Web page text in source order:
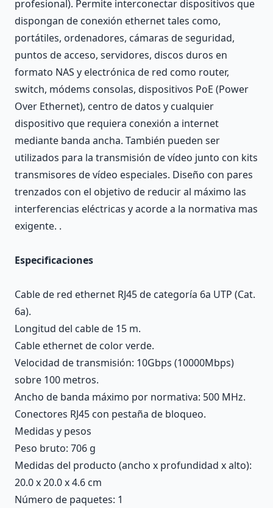
profesional). Permite interconectar dispositivos que
dispongan de conexión ethernet tales como,
portátiles, ordenadores, cámaras de seguridad,
puntos de acceso, servidores, discos duros en
formato NAS y electrónica de red como router,
switch, módems consolas, dispositivos PoE (Power
Over Ethernet), centro de datos y cualquier
dispositivo que requiera conexión a internet
mediante banda ancha. También pueden ser
utilizados para la transmisión de vídeo junto con kits
transmisores de vídeo especiales. Diseño con pares
trenzados con el objetivo de reducir al máximo las
interferencias eléctricas y acorde a la normativa mas
exigente. .
Especificaciones
Cable de red ethernet RJ45 de categoría 6a UTP (Cat.
6a).
Longitud del cable de 15 m.
Cable ethernet de color verde.
Velocidad de transmisión: 10Gbps (10000Mbps)
sobre 100 metros.
Ancho de banda máximo por normativa: 500 MHz.
Conectores RJ45 con pestaña de bloqueo.
Medidas y pesos
Peso bruto: 706 g
Medidas del producto (ancho x profundidad x alto):
20.0 x 20.0 x 4.6 cm
Número de paquetes: 1